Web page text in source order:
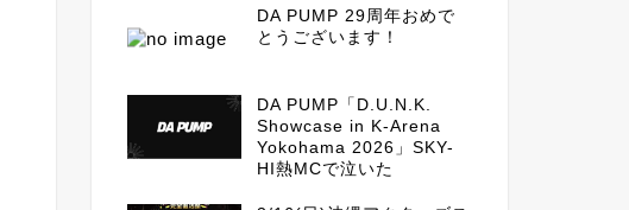
DA PUMP 29周年おめで
とうございます！
DA PUMP「D.U.N.K.
Showcase in K-Arena
Yokohama 2026」SKY-
HI熱MCで泣いた